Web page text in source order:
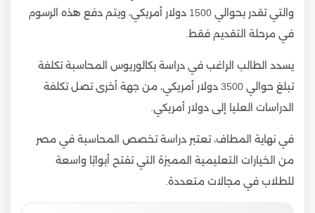
والتي تقدر بحوالي 1500 دولار أمريكي، ويتم دفع هذه الرسوم
في مرحلة التقديم فقط.
يسدد الطالب الراغب في دراسة بكالوريوس المحاسبة تكلفة
تبلغ حوالي 3500 دولار أمريكي، من جهة أخرى تصل تكلفة
الدراسات العليا إلى دولار أمريكي.
في نهاية المطاف، تعتبر دراسة تخصص المحاسبة في مصر
من الخيارات التعليمية المميزة التي تفتح أبوابًا واسعة
للطلاب في مجالات متعددة.